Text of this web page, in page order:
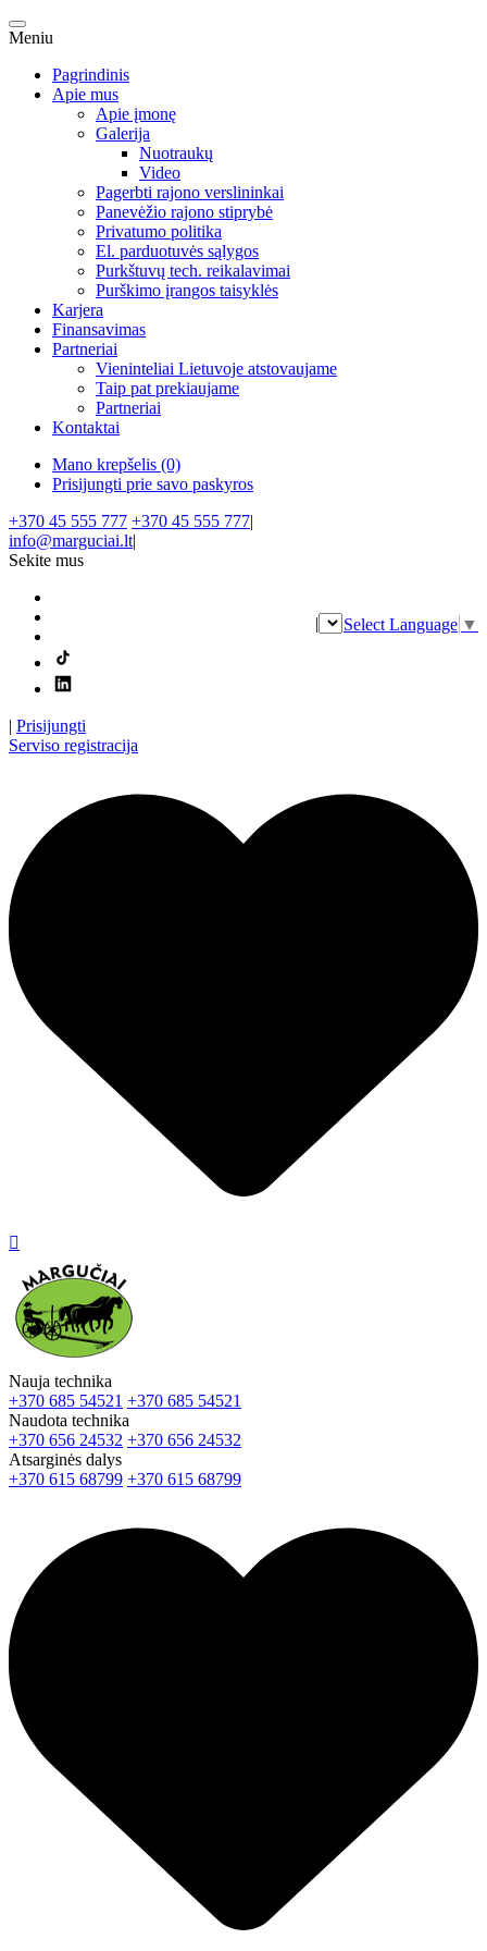
Meniu
Pagrindinis
Apie mus
Apie įmonę
Galerija
Nuotraukų
Video
Pagerbti rajono verslininkai
Panevėžio rajono stiprybė
Privatumo politika
El. parduotuvės sąlygos
Purkštuvų tech. reikalavimai
Purškimo įrangos taisyklės
Karjera
Finansavimas
Partneriai
Vieninteliai Lietuvoje atstovaujame
Taip pat prekiaujame
Partneriai
Kontaktai
Mano krepšelis (0)
Prisijungti prie savo paskyros
+370 45 555 777 +370 45 555 777|
info@marguciai.lt|
Sekite mus
| Prisijungti
| Select Language ▼
Serviso registracija

Nauja technika
+370 685 54521 +370 685 54521
Naudota technika
+370 656 24532 +370 656 24532
Atsarginės dalys
+370 615 68799 +370 615 68799